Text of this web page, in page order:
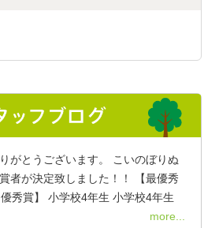
がとうございます。 こいのぼりぬ
者が決定致しました！！ 【最優秀
秀賞】 小学校4年生 小学校4年生
more...